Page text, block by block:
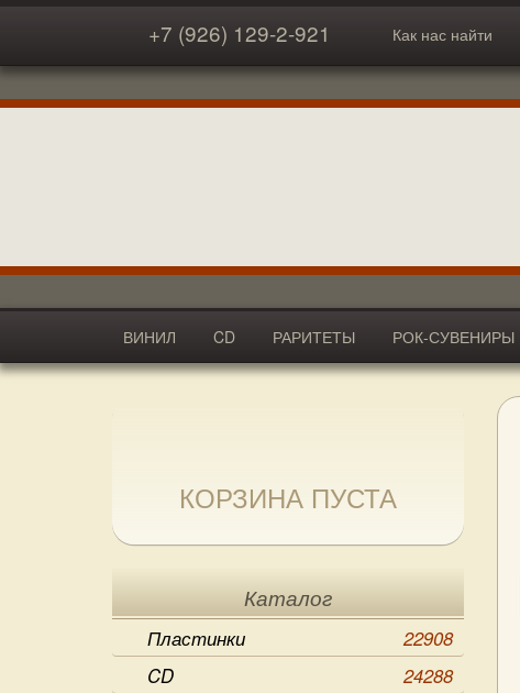
+7 (926) 129-2-921 Как нас найти
ВИНИЛ CD РАРИТЕТЫ РОК-СУВЕНИРЫ
АКСЕССУАРЫ
КОРЗИНА ПУСТА
Каталог
Пластинки
22908
CD
24288